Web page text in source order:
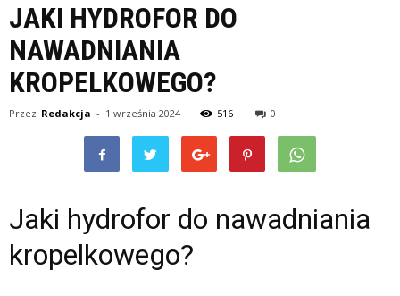
JAKI HYDROFOR DO
NAWADNIANIA
KROPELKOWEGO?
Przez Redakcja - 1 września 2024 516 0
Jaki hydrofor do nawadniania
kropelkowego?